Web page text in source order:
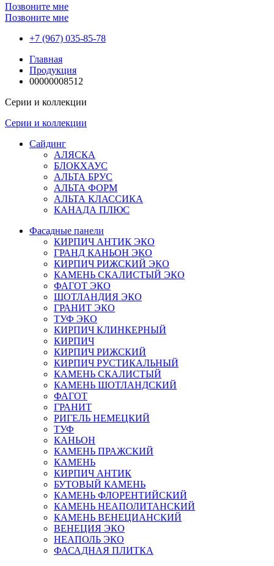
Позвоните мне
Позвоните мне
+7 (967) 035-85-78
Главная
Продукция
00000008512
Серии и коллекции
Серии и коллекции
Сайдинг
АЛЯСКА
БЛОКХАУС
АЛЬТА БРУС
АЛЬТА ФОРМ
АЛЬТА КЛАССИКА
КАНАДА ПЛЮС
Фасадные панели
КИРПИЧ АНТИК ЭКО
ГРАНД КАНЬОН ЭКО
КИРПИЧ РИЖСКИЙ ЭКО
КАМЕНЬ СКАЛИСТЫЙ ЭКО
ФАГОТ ЭКО
ШОТЛАНДИЯ ЭКО
ГРАНИТ ЭКО
ТУФ ЭКО
КИРПИЧ КЛИНКЕРНЫЙ
КИРПИЧ
КИРПИЧ РИЖСКИЙ
КИРПИЧ РУСТИКАЛЬНЫЙ
КАМЕНЬ СКАЛИСТЫЙ
КАМЕНЬ ШОТЛАНДСКИЙ
ФАГОТ
ГРАНИТ
РИГЕЛЬ НЕМЕЦКИЙ
ТУФ
КАНЬОН
КАМЕНЬ ПРАЖСКИЙ
КАМЕНЬ
КИРПИЧ АНТИК
БУТОВЫЙ КАМЕНЬ
КАМЕНЬ ФЛОРЕНТИЙСКИЙ
КАМЕНЬ НЕАПОЛИТАНСКИЙ
КАМЕНЬ ВЕНЕЦИАНСКИЙ
ВЕНЕЦИЯ ЭКО
НЕАПОЛЬ ЭКО
ФАСАДНАЯ ПЛИТКА